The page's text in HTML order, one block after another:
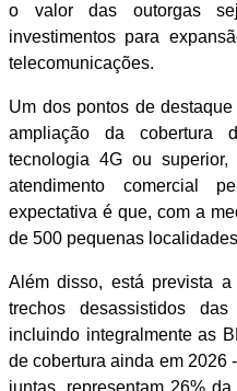
o valor das outorgas
investimentos para
telecomunicações.
Um dos pontos de
ampliação da cobertura
tecnologia 4G ou
atendimento comercial
expectativa é que, com a
de 500 pequenas
Além disso, está prevista
trechos desassistidos
incluindo integralmente as
de cobertura ainda em 2026